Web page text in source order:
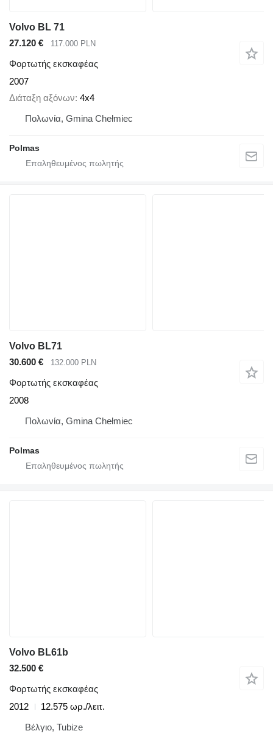
Volvo BL 71
27.120 €
117.000 PLN
Φορτωτής εκσκαφέας
2007
Διάταξη αξόνων 4x4
Πολωνία, Gmina Chełmiec
Polmas
Volvo BL71
30.600 €
132.000 PLN
Φορτωτής εκσκαφέας
2008
Πολωνία, Gmina Chełmiec
Polmas
Volvo BL61b
32.500 €
Φορτωτής εκσκαφέας
2012
12.575 ωρ./λειτ.
Βέλγιο, Tubize